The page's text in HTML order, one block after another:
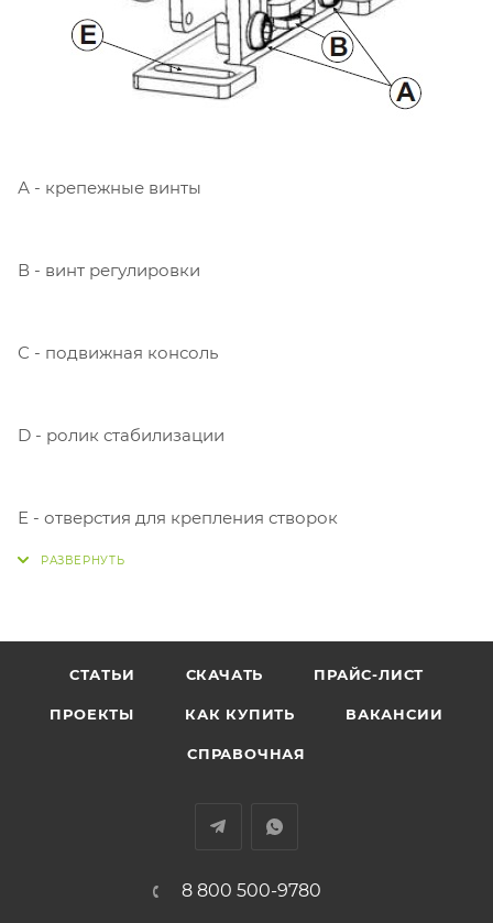
А - крепежные винты
В - винт регулировки
С - подвижная консоль
D - ролик стабилизации
Е - отверстия для крепления створок
СТАТЬИ СКАЧАТЬ ПРАЙС-ЛИСТ
ПРОЕКТЫ КАК КУПИТЬ ВАКАНСИИ
СПРАВОЧНАЯ
8 800 500-9780